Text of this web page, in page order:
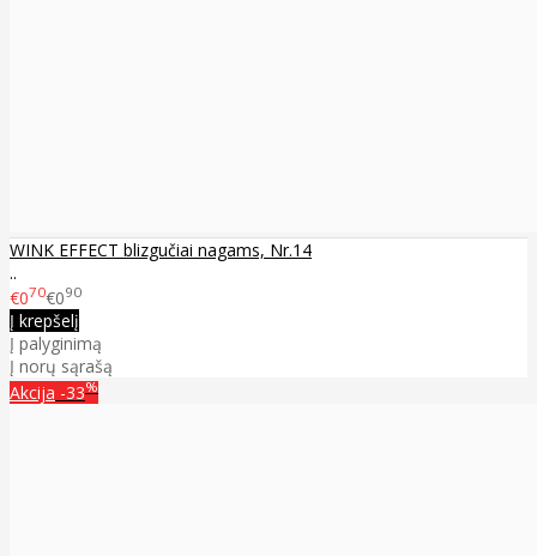
WINK EFFECT blizgučiai nagams, Nr.14
..
€070€090
Į krepšelį
Į palyginimą
Į norų sąrašą
Akcija -33%